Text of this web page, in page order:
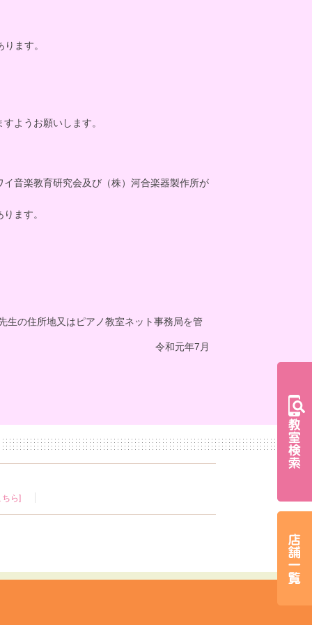
ます。
ようお願いします。
音楽教育研究会及び（株）河合楽器製作所が
ます。
生の住所地又はピアノ教室ネット事務局を管
令和元年7月
ら]